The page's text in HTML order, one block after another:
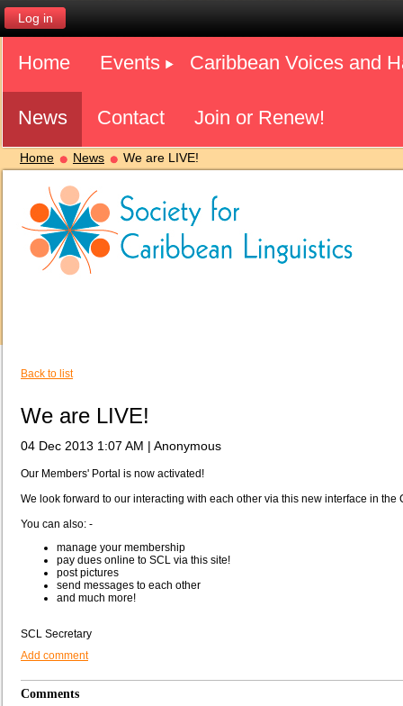
Log in
Home Events Caribbean Voices and
News Contact Join or Renew!
Home News We are LIVE!
Back to list
We are LIVE!
04 Dec 2013 1:07 AM | Anonymous
Our Members' Portal is now activated!
We look forward to our interacting with each other via this new interface in
You can also: -
manage your membership
pay dues online to SCL via this site!
post pictures
send messages to each other
and much more!
SCL Secretary
Add comment
Comments